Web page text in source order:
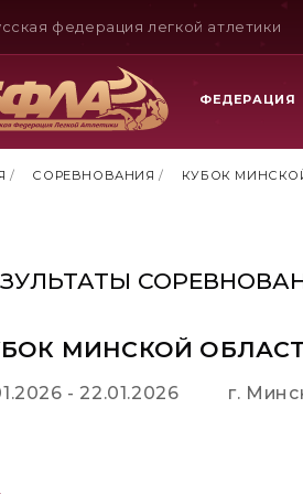
федерация легкой атлетики
ФЕДЕРАЦИЯ
/ СОРЕВНОВАНИЯ / КУБОК
МИНСКОЙ
- 22.01.2026 г.